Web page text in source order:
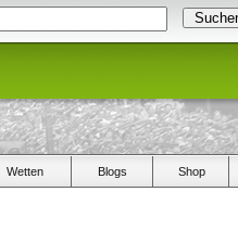
Wetten Blogs Shop